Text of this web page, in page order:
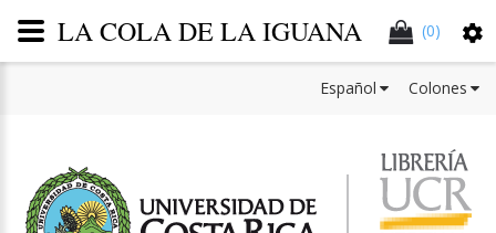
(0)
Colones
Español
LA COLA DE LA IGUANA